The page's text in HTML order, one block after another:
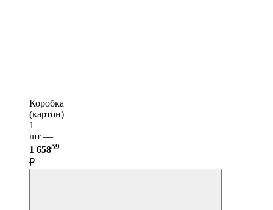
Коробка
(картон)
1
шт —
1 65859
₽